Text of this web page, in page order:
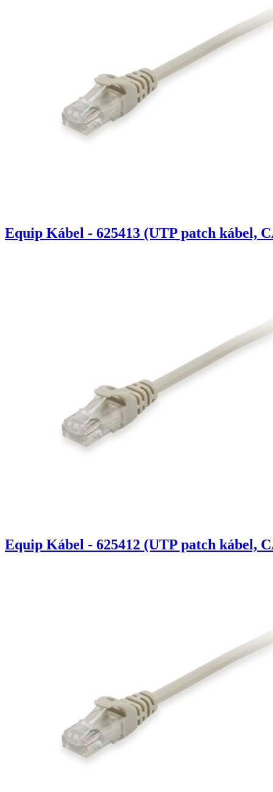
Equip Kábel - 625413 (UTP patch kábel,
Equip Kábel - 625412 (UTP patch kábel,